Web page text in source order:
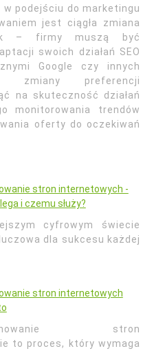
podejściu do marketingu
jest ciągła zmiana
– firmy muszą być
swoich działań SEO
Google czy innych
zmiany preferencji
na skuteczność działań
monitorowania trendów
oferty do oczekiwań
stron internetowych -
i czemu służy?
cyfrowym świecie
dla sukcesu każdej
stron internetowych
stron
to proces, który wymaga